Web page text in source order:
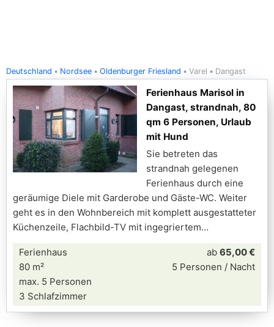
Deutschland Nordsee Oldenburger Friesland Varel Dangast
Ferienhaus Marisol in
Dangast, strandnah, 80
qm 6 Personen, Urlaub
mit Hund
Sie betreten das
strandnah gelegenen
Ferienhaus durch eine
geräumige Diele mit Garderobe und Gäste-WC. Weiter
geht es in den Wohnbereich mit komplett ausgestatteter
Küchenzeile, Flachbild-TV mit ingegriertem
Ferienhaus
80 m²
max. 5 Personen
3 Schlafzimmer
ab 65,00 €
5 Personen / Nacht